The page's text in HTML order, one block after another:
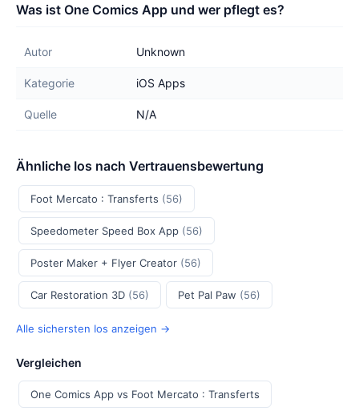
Was ist One Comics App und wer pflegt es?
Autor Unknown
Kategorie iOS Apps
Quelle N/A
Ähnliche Ios nach Vertrauensbewertung
Foot Mercato : Transferts (56)
Speedometer Speed Box App (56)
Poster Maker + Flyer Creator (56)
Car Restoration 3D (56) Pet Pal Paw (56)
Alle sichersten Ios anzeigen →
Vergleichen
One Comics App vs Foot Mercato : Transferts